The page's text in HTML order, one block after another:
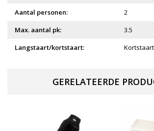
Aantal personen:
2
Max. aantal pk:
3.5
Langstaart/kortstaart:
Kortstaart
GERELATEERDE